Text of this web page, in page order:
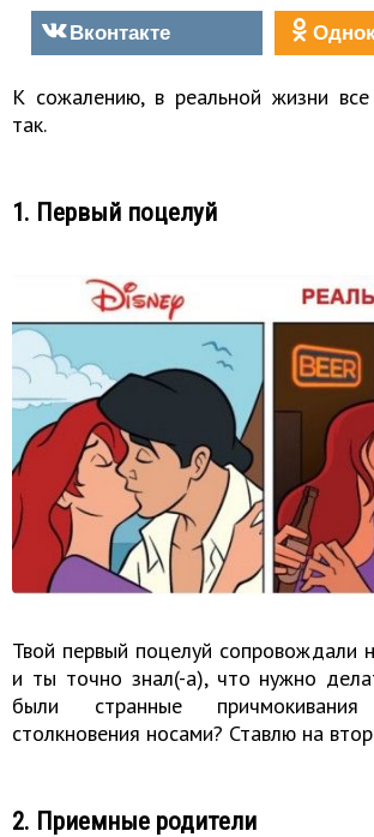
Вконтакте
К сожалению, в реальной жизни
так.
1. Первый поцелуй
Твой первый поцелуй сопровождали
и ты точно знал(-а), что нужно
были странные
столкновения носами? Ставлю на
2. Приемные родители